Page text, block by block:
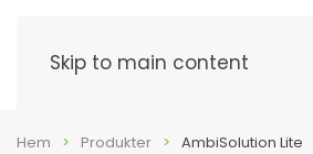
Skip to main content
Hem Produkter AmbiSolution Lite